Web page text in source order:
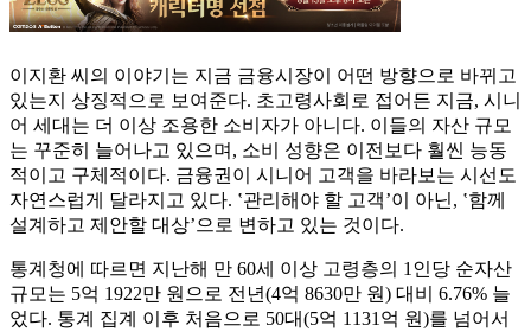
이지환 씨의 이야기는 지금 금융시장이 어떤 방향으로 바뀌고
있는지 상징적으로 보여준다. 초고령사회로 접어든 지금, 시니
어 세대는 더 이상 조용한 소비자가 아니다. 이들의 자산 규모
는 꾸준히 늘어나고 있으며, 소비 성향은 이전보다 훨씬 능동
적이고 구체적이다. 금융권이 시니어 고객을 바라보는 시선도
자연스럽게 달라지고 있다. ‛관리해야 할 고객’이 아닌, ‛함께
설계하고 제안할 대상’으로 변하고 있는 것이다.
통계청에 따르면 지난해 만 60세 이상 고령층의 1인당 순자산
규모는 5억 1922만 원으로 전년(4억 8630만 원) 대비 6.76% 늘
었다. 통계 집계 이후 처음으로 50대(5억 1131억 원)를 넘어서